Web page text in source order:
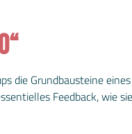
die Grundbausteine
Feedback, wie